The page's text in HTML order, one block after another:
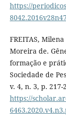
https://
FREITAS,
Moreira de.
formação e
Sociedade de
v. 4, n. 3, p.
https://